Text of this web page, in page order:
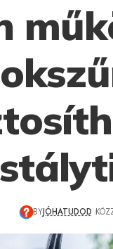
BYJÓHATUDOD